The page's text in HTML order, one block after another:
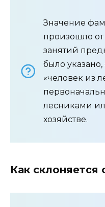
Значение
произошло
занятий
было
«человек из
лесниками
хозяйстве.
Как